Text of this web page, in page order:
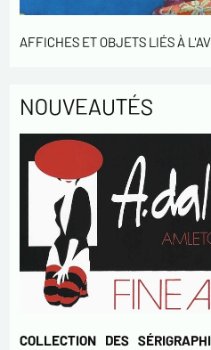
En cochant cette case,
votre activités.
AFFICHES ET OBJETS LIÉS À
NOUVEAUTÉS
COLLECTION DES